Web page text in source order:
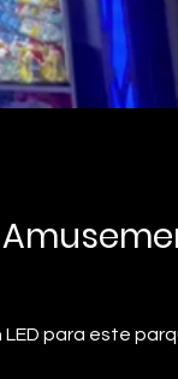
LED para este